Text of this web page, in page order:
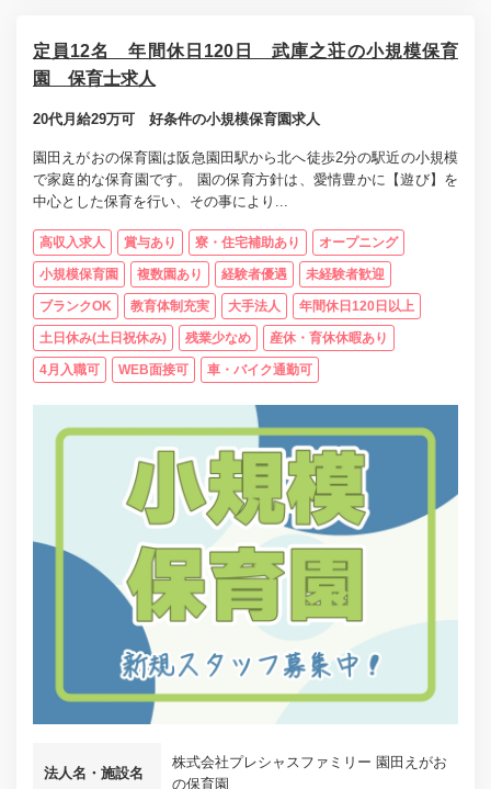
定員12名 年間休日120日 武庫之荘の小規模保育
園 保育士求人
20代月給29万可 好条件の小規模保育園求人
園田えがおの保育園は阪急園田駅から北へ徒歩2分の駅近の小規模
で家庭的な保育園です。 園の保育方針は、愛情豊かに【遊び】を
中心とした保育を行い、その事により...
高収入求人 賞与あり 寮・住宅補助あり オープニング
小規模保育園 複数園あり 経験者優遇 未経験者歓迎
ブランクOK 教育体制充実 大手法人 年間休日120日以上
土日休み(土日祝休み) 残業少なめ 産休・育休休暇あり
4月入職可 WEB面接可 車・バイク通勤可
法人名・施設名
株式会社プレシャスファミリー 園田えがお
の保育園